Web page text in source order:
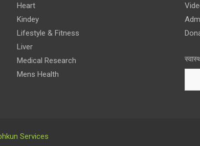
Heart
Kindey
Lifestyle & Fitness
Liver
Medical Research
Mens Health
Services